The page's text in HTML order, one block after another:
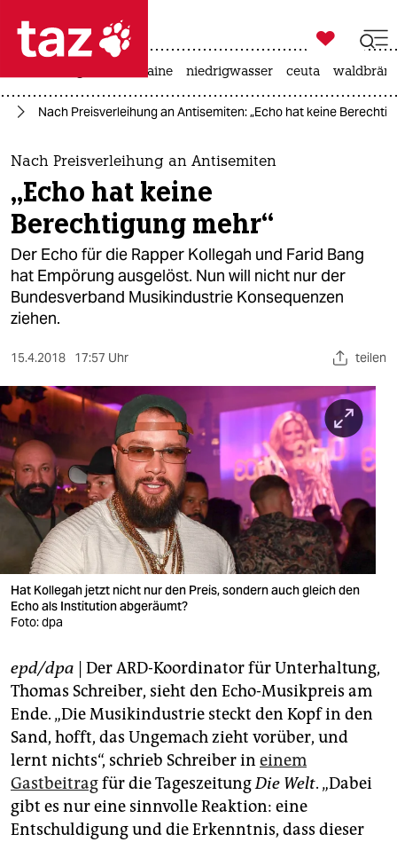
 taz zahl ich
taz zahl ich
themen
politik
öko
gesellschaft
kultur
sport
berlin
nord
wahrheit
verlag
verlag
veranstaltungen
shop
fragen & hilfe
unterstützen
abo
genossenschaft
epaper login

taz zahl ich
krieg in der ukraine niedrigwasser ceuta
Nach Preisverleihung an Antisemiten: „Echo hat keine
Nach Preisverleihung an Antisemiten
„Echo hat keine
Berechtigung mehr“
Der Echo für die Rapper Kollegah und Farid Bang
hat Empörung ausgelöst. Nun will nicht nur der
Bundesverband Musikindustrie Konsequenzen
ziehen.
15.4.2018 17:57 Uhr teilen
Hat Kollegah jetzt nicht nur den Preis, sondern auch gleich den
Echo als Institution abgeräumt?
Foto: dpa
epd/dpa | Der ARD-Koordinator für Unterhaltung,
Thomas Schreiber, sieht den Echo-Musikpreis am
Ende. „Die Musikindustrie steckt den Kopf in den
Sand, hofft, das Ungemach zieht vorüber, und
lernt nichts“, schrieb Schreiber in einem
Gastbeitragfür die TageszeitungDie Welt. „Dabei
gibt es nur eine sinnvolle Reaktion: eine
Entschuldigung und die Erkenntnis, dass dieser